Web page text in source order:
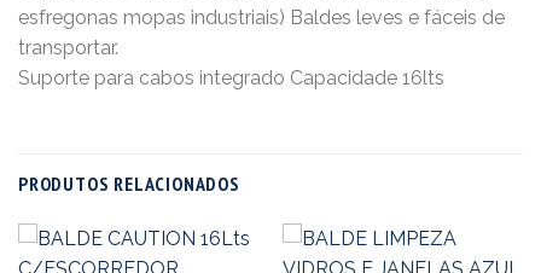
esfregonas mopas industriais) Baldes leves e fáceis de
transportar.
Suporte para cabos integrado Capacidade 16lts
PRODUTOS RELACIONADOS